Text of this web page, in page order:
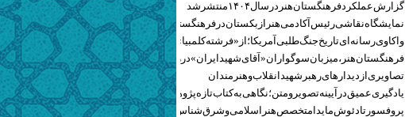
گزارش عملکرد فرهنگستان هنر در سال ۱۴۰۴ منتشر شد
نمایشگاه نقاشی رئیس آکادمی هنر ازبکستان در فرهنگستان هنر
واکاوی رسانه‌ای تاریخ جنگ‌طلبی آمریکا؛ از «فرشته کلمبیا» تا پنتاگونیسم هالیوود
فرهنگستان هنر، میزبان سوگواران «آقای شهید ایران» در روزهای وداع شد+ گزارش تصویری
تصاویری از دیدارهای رهبر شهید انقلاب و هنرمندان
یادگیری عمیق در آیینه تصویر و متن؛ نگاهی به کتاب تازه پژوهشکده هنر
پروفسور تادئوش مایدا متخصص هنر اسلامی و شرق‌شناس لهستانی درگذشت